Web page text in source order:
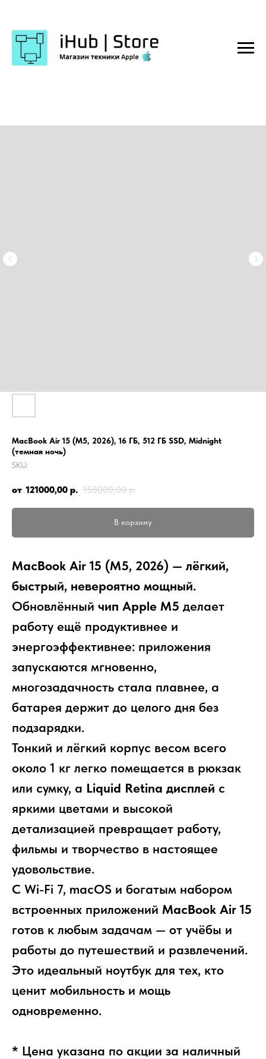
MacBook Air 15 (M5, 2026), 16 ГБ, 512 ГБ SSD, Midnight
(темная ночь)
SKU:
121000,00 р. 155000,00 р.
В корзину
MacBook Air 15 (M5, 2026) — лёгкий,
быстрый, невероятно мощный.
Обновлённый чип Apple M5 делает
работу ещё продуктивнее и
энергоэффективнее: приложения
запускаются мгновенно,
многозадачность стала плавнее, а
батарея держит до целого дня без
подзарядки.
Тонкий и лёгкий корпус весом всего
около 1 кг легко помещается в рюкзак
или сумку, а Liquid Retina дисплей с
яркими цветами и высокой
детализацией превращает работу,
фильмы и творчество в настоящее
удовольствие.
С Wi-Fi 7, macOS и богатым набором
встроенных приложений MacBook Air 15
готов к любым задачам — от учёбы и
работы до путешествий и развлечений.
Это идеальный ноутбук для тех, кто
ценит мобильность и мощь
одновременно.
* Цена указана по акции за наличный